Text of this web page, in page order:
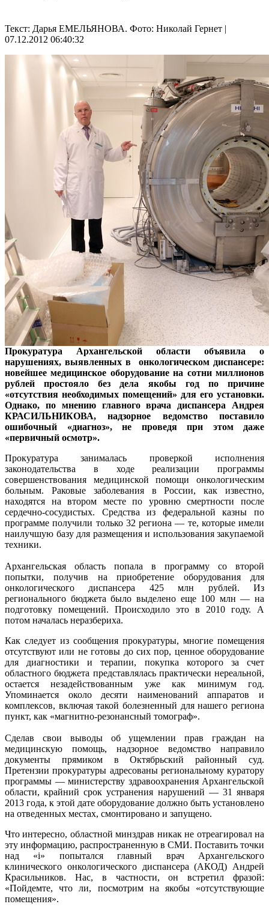
Текст: Дарья ЕМЕЛЬЯНОВА. Фото: Николай Гернет |
07.12.2012 06:40:32
Прокуратура Архангельской области объявила о
нарушениях, выявленных в онкологическом диспансере:
новейшее медицинское оборудование на сотни миллионов
рублей простояло без дела якобы год по причине
«отсутствия необходимых помещений» для его установки.
Однако, по мнению главного врача диспансера Андрея
КРАСИЛЬНИКОВА, надзорное ведомство поставило
ошибочный «диагноз», не проведя при этом даже
«первичный осмотр».
Прокуратура занималась проверкой исполнения
законодательства в ходе реализации программы
совершенствования медицинской помощи онкологическим
больным. Раковые заболевания в России, как известно,
находятся на втором месте по уровню смертности после
сердечно-сосудистых. Средства из федеральной казны по
программе получили только 32 региона — те, которые имели
наилучшую базу для размещения и использования закупаемой
техники.
Архангельская область попала в программу со второй
попытки, получив на приобретение оборудования для
онкологического диспансера 425 млн рублей. Из
регионального бюджета было выделено еще 100 млн — на
подготовку помещений. Происходило это в 2010 году. А
потом началась неразбериха.
Как следует из сообщения прокуратуры, многие помещения
отсутствуют или не готовы до сих пор, ценное оборудование
для диагностики и терапии, покупка которого за счет
областного бюджета представлялась практически нереальной,
остается незадействованным уже как минимум год.
Упоминается около десяти наименований аппаратов и
комплексов, включая такой болезненный для нашего региона
пункт, как «магнитно-резонансный томограф».
Сделав свои выводы об ущемлении прав граждан на
медицинскую помощь, надзорное ведомство направило
документы прямиком в Октябрьский районный суд.
Претензии прокуратуры адресованы региональному куратору
программы — министерству здравоохранения Архангельской
области, крайний срок устранения нарушений — 31 января
2013 года, к этой дате оборудование должно быть установлено
на отведенных местах, смонтировано и запущено.
Что интересно, областной минздрав никак не отреагировал на
эту информацию, распространенную в СМИ. Поставить точки
над «i» попытался главный врач Архангельского
клинического онкологического диспансера (АКОД) Андрей
Красильников. Нас, в частности, он встретил фразой:
«Пойдемте, что ли, посмотрим на якобы «отсутствующие
помещения».